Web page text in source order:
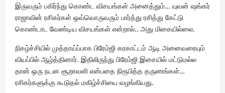
இருவரும் பகிர்ந்து கொண்ட விசயங்கள் அனைத்தும்… யுவன் ஷங்கர்
ராஜாவின் ரசிகர்கள் ஒவ்வொருவரும் பார்த்து ரசித்து கேட்டு
கொண்டாட வேண்டிய விசயங்கள் என்றால்.. அது மிகையில்லை.
நிகழ்ச்சியில் முத்தாய்ப்பாக பிரேம்ஜி கரகாட்டம் ஆடி அனைவரையும்
வியப்பில் ஆழ்த்தினார். இதிலிருந்து பிரேம்ஜி இசையில் மட்டுமல்ல
தான் ஒரு நடன சூறாவளி என்பதை நிரூபித்த தருணங்கள்…
ரசிகர்களுக்கு கூடுதல் மகிழ்ச்சியை வழங்கியது.